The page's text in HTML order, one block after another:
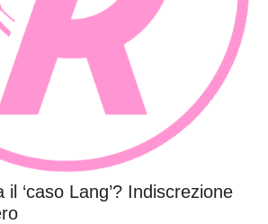
il ‘caso Lang’? Indiscrezione